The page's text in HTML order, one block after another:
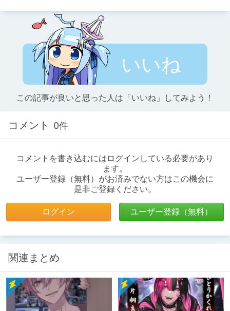
いいね
この記事が良いと思った人は「いいね」してみよう！
コメント 0件
コメントを書き込むにはログインしている必要があり
ます。
ユーザー登録（無料）がお済みでない方はこの機会に
是非ご登録ください。
ログイン ユーザー登録（無料）
関連まとめ